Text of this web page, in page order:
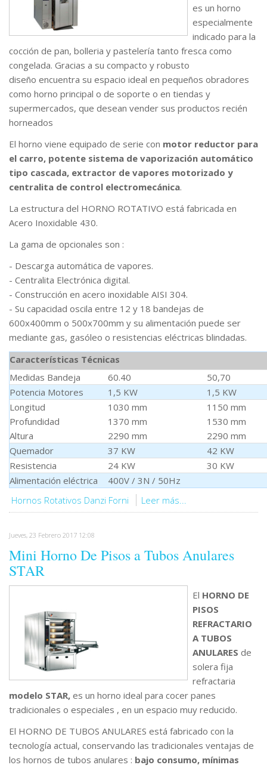
es un horno
especialmente
indicado para la
cocción de pan, bolleria y pastelería tanto fresca como
congelada. Gracias a su compacto y robusto
diseño encuentra su espacio ideal en pequeños obradores
como horno principal o de soporte o en tiendas y
supermercados, que desean vender sus productos recién
horneados
El horno viene equipado de serie con motor reductor para
el carro, potente sistema de vaporización automático
tipo cascada, extractor de vapores motorizado y
centralita de control electromecánica.
La estructura del HORNO ROTATIVO está fabricada en
Acero Inoxidable 430.
La gama de opcionales son :
- Descarga automática de vapores.
- Centralita Electrónica digital.
- Construcción en acero inoxidable AISI 304.
- Su capacidad oscila entre 12 y 18 bandejas de
600x400mm o 500x700mm y su alimentación puede ser
mediante gas, gasóleo o resistencias eléctricas blindadas.
Características Técnicas
Medidas Bandeja
60.40
50,70
Potencia Motores
1,5 KW
1,5 KW
Longitud
Profundidad
Altura
1030 mm
1370 mm
2290 mm
1150 mm
1530 mm
2290 mm
Quemador
37 KW
42 KW
Resistencia
24 KW
30 KW
Alimentación eléctrica
400V / 3N / 50Hz
Hornos Rotativos Danzi Forni
Leer más...
Jueves, 23 Febrero 2017 12:08
Mini Horno De Pisos a Tubos Anulares
STAR
El HORNO DE
PISOS
REFRACTARIO
A TUBOS
ANULARES de
solera fija
refractaria
modelo STAR, es un horno ideal para cocer panes
tradicionales o especiales , en un espacio muy reducido.
El HORNO DE TUBOS ANULARES está fabricado con la
tecnología actual, conservando las tradicionales ventajas de
los hornos de tubos anulares : bajo consumo, mínimas